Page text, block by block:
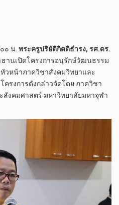
๐ น. พระครูปริยัติกิตติธำรง, รศ.ดร.
านเปิดโครงการอนุรักษ์วัฒนธรรม
หัวหน้าภาควิชาสังคมวิทยาและ
ครงการดังกล่าวจัดโดย ภาควิชา
งคมศาสตร์ มหาวิทยาลัยมหาจุฬา